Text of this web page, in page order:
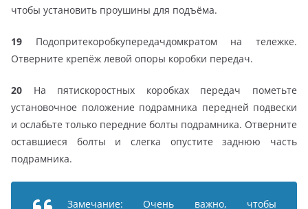
чтобы установить проушины для подъёма.
19 Подопритекоробкупередачдомкратом на тележке.
Отверните крепёж левой опоры коробки передач.
20 На пятискоростных коробках передач пометьте
установочное положение подрамника передней подвески
и ослабьте только передние болты подрамника. Отверните
оставшиеся болты и слегка опустите заднюю часть
подрамника.
Замечание: Очень важно, чтобы